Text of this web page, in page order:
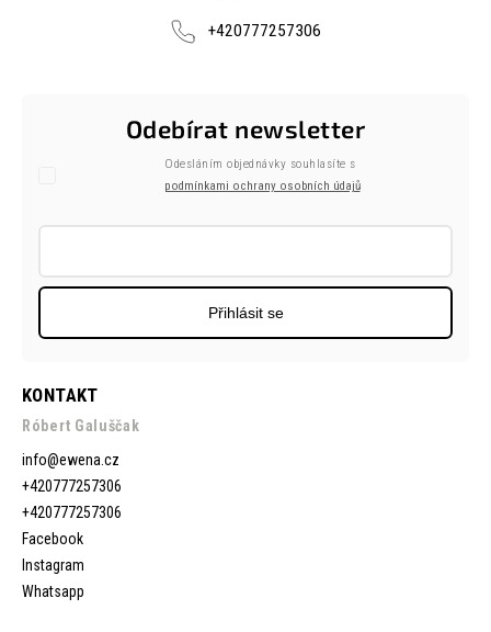
+420777257306
KONTAKT
Róbert Galuščak
info@ewena.cz
+420777257306
+420777257306
Facebook
Instagram
Whatsapp
Odebírat newsletter
Odesláním objednávky souhlasíte s
podmínkami ochrany osobních údajů
Přihlásit se